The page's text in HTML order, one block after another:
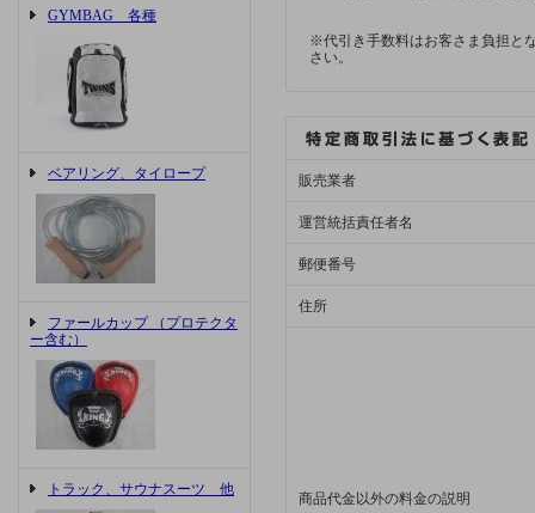
GYMBAG 各種
ベアリング、タイロープ
ファールカップ （プロテクタ
ー含む）
トラック、サウナスーツ 他
※代引き手数料はお客さま負担と
さい。
販売業者
運営統括責任者名
郵便番号
住所
商品代金以外の料金の説明